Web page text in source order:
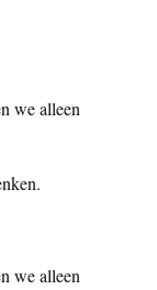
we alleen
we alleen